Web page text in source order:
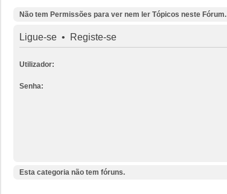
Não tem Permissões para ver nem ler Tópicos neste Fórum.
Ligue-se • Registe-se
Utilizador:
Senha:
Esta categoria não tem fóruns.